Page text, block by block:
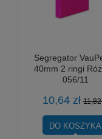
Segregator
40mm 2 ringi
056/11
10,64 zł 11,82
DO KOSZYKA